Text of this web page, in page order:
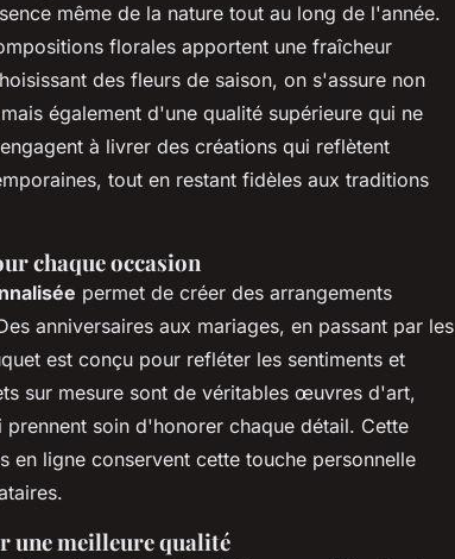
même de la nature tout au long de l'année.
florales apportent une fraîcheur
des fleurs de saison, on s'assure non
également d'une qualité supérieure qui ne
à livrer des créations qui reflètent
tout en restant fidèles aux traditions
chaque occasion
permet de créer des arrangements
anniversaires aux mariages, en passant par les
est conçu pour refléter les sentiments et
sur mesure sont de véritables œuvres d'art,
soin d'honorer chaque détail. Cette
en ligne conservent cette touche personnelle
une meilleure qualité